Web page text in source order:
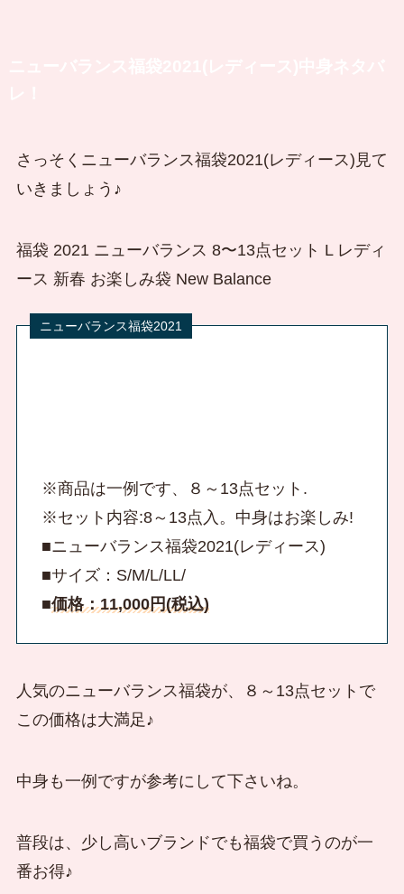
さっそくニューバランス福袋2021(レディース)見て
いきましょう♪
福袋 2021 ニューバランス 8〜13点セット L レディ
ース 新春 お楽しみ袋 New Balance
※商品は一例です、８～13点セット.
※セット内容:8～13点入。中身はお楽しみ!
■ニューバランス福袋2021(レディース)
■サイズ：S/M/L/LL/
■価格：11,000円(税込)
人気のニューバランス福袋が、８～13点セットで
この価格は大満足♪
中身も一例ですが参考にして下さいね。
普段は、少し高いブランドでも福袋で買うのが一
番お得♪